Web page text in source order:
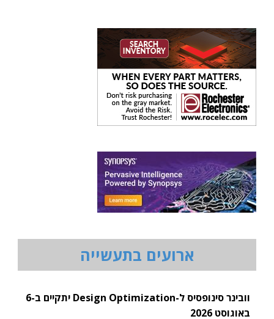
ארועים בתעשייה
וובינר סינופסיס ל-Design Optimization יתקיים ב-6
באוגוסט 2026